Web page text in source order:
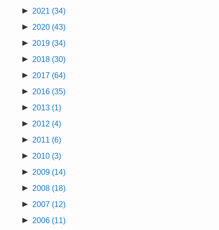
► 2021 (34)
► 2020 (43)
► 2019 (34)
► 2018 (30)
► 2017 (64)
► 2016 (35)
► 2013 (1)
► 2012 (4)
► 2011 (6)
► 2010 (3)
► 2009 (14)
► 2008 (18)
► 2007 (12)
► 2006 (11)